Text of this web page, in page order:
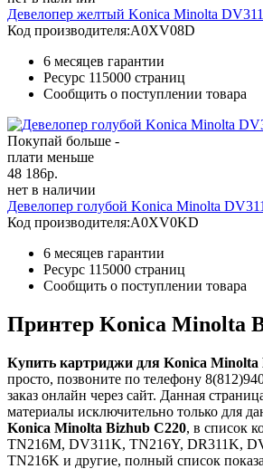
Девелопер желтый Konica Minolta
Код производителя:A0XV08D
6 месяцев гарантии
Ресурс 115000 страниц
Сообщить о поступлении товара
Покупай больше -
плати меньше
48 186р.
нет в наличии
Девелопер голубой Konica Minolta
Код производителя:A0XV0KD
6 месяцев гарантии
Ресурс 115000 страниц
Сообщить о поступлении товара
Принтер Konica Minolta
Купить картриджи для Konica Minolta
просто, позвоните по телефону
заказ онлайн через сайт. Данная
материалы исключительно только для
Konica Minolta Bizhub C220, в список
TN216M, DV311K, TN216Y, DR311K,
TN216K и другие, полный список